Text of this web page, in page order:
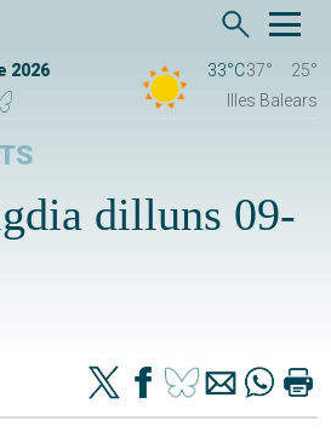
2026 33°C37°
25°
Illes Balears
dilluns 09-